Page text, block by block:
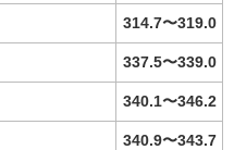
314.7〜319.0
337.5〜339.0
340.1〜346.2
340.9〜343.7